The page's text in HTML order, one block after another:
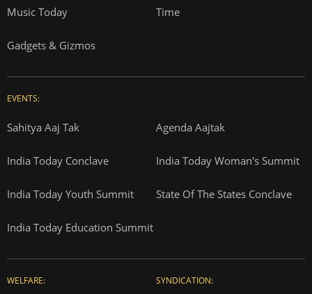
Music Today Time
Gadgets & Gizmos
EVENTS:
Sahitya Aaj Tak Agenda Aajtak
India Today Conclave India Today Woman's Summit
India Today Youth Summit State Of The States Conclave
India Today Education Summit
WELFARE: SYNDICATION: